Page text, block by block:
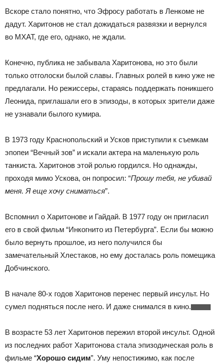
Вскоре стало понятно, что Эфросу работать в Ленкоме не
дадут. Харитонов не стал дожидаться развязки и вернулся
во МХАТ, где его, однако, не ждали.
Конечно, публика не забывала Харитонова, но это были
только отголоски былой славы. Главных ролей в кино уже не
предлагали. Но режиссеры, стараясь поддержать поникшего
Леонида, приглашали его в эпизоды, в которых зрители даже
не узнавали былого кумира.
В 1973 году Краснопольский и Усков приступили к съемкам
эпопеи “Вечный зов” и искали актера на маленькую роль
танкиста. Харитонов этой ролью гордился. Но однажды,
проходя мимо Ускова, он попросил: “Прошу тебя, не убивай
меня. Я еще хочу сниматься”.
Вспомнил о Харитонове и Гайдай. В 1977 году он пригласил
его в свой фильм “Инкогнито из Петербурга”. Если бы можно
было вернуть прошлое, из него получился бы
замечательный Хлестаков, но ему досталась роль помещика
Добчинского.
В начале 80-х годов Харитонов перенес первый инсульт. Но
сумел подняться после него. И даже снимался в кино.
В возрасте 53 лет Харитонов пережил второй инсульт. Одной
из последних работ Харитонова стала эпизодическая роль в
фильме “Хорошо сидим”. Уму непостижимо, как после